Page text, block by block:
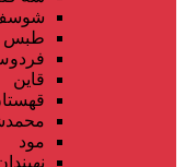
طبس
قاین
مود